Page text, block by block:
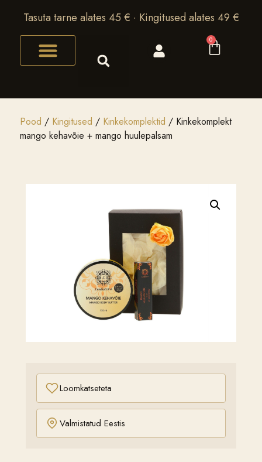
Tasuta tarne alates 45 € · Kingitused alates 49 €
0
Pood / Kingitused / Kinkekomplektid / Kinkekomplekt
mango kehavõie + mango huulepalsam
Loomkatseteta
Valmistatud Eestis